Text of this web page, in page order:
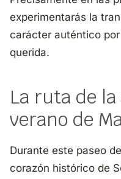
experimentarás la
carácter auténtico
querida.
La ruta de
verano de
Durante este paseo
corazón histórico de